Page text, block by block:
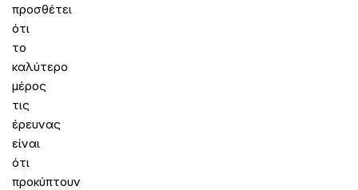
προσθέτει
ότι
το
καλύτερο
μέρος
τις
έρευνας
είναι
ότι
προκύπτουν